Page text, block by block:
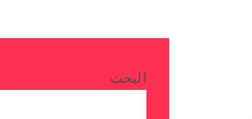
البحث